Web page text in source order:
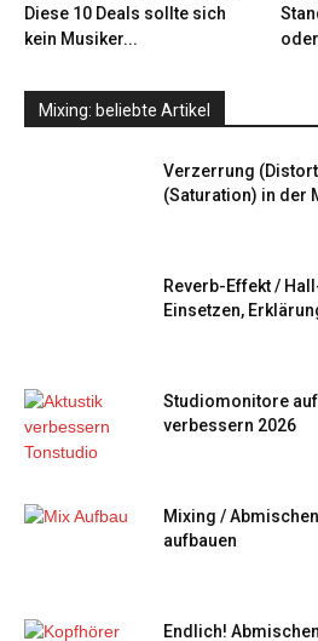
Diese 10 Deals sollte sich
kein Musiker...
Mixing: beliebte Artikel
Verzerrung
(Saturation) in der
Reverb-Effekt /
Einsetzen,
Studiomonitore
verbessern 2026
Mixing /
aufbauen
Endlich!